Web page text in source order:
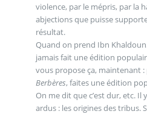
violence, par le mépris, par la
abjections que puisse
résultat.
Quand on prend Ibn
jamais fait une édition
vous propose ça, maintenant :
Berbères, faites une édition
On me dit que c’est dur, etc. Il
ardus : les origines des tribus.